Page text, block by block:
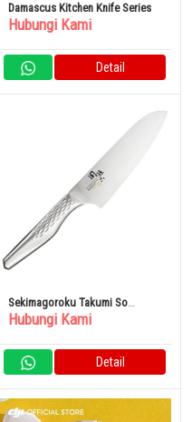
Damascus Kitchen Knife Series
Hubungi Kami
Detail
Sekimagoroku Takumi So
Santoku Knife 165mm AB5156
Hubungi Kami
Detail